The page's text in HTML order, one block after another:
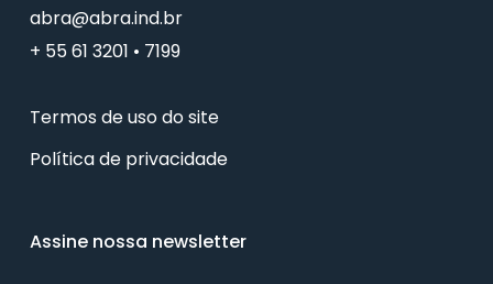
abra@abra.ind.br
+ 55 61 3201 • 7199
Termos de uso do site
Política de privacidade
Assine nossa newsletter